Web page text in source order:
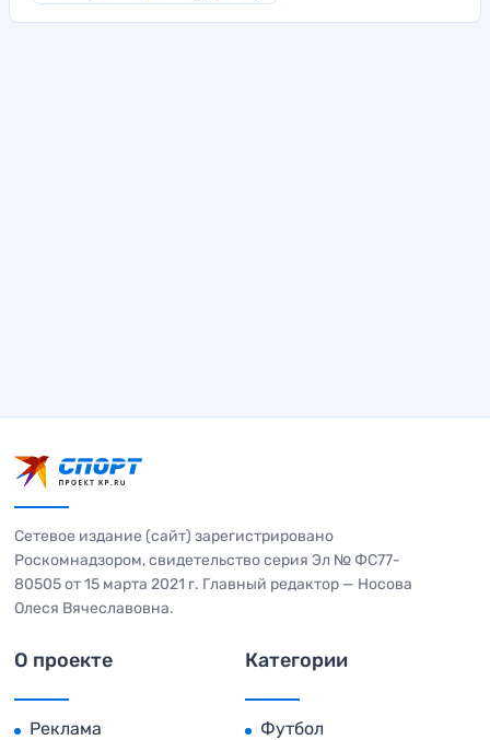
Сетевое издание (сайт) зарегистрировано
Роскомнадзором, свидетельство серия Эл № ФС77-
80505 от 15 марта 2021 г. Главный редактор — Носова
Олеся Вячеславовна.
О проекте
Реклама
Категории
Футбол